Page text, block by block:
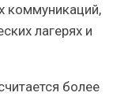
коммуникаций,
лагерях и
более